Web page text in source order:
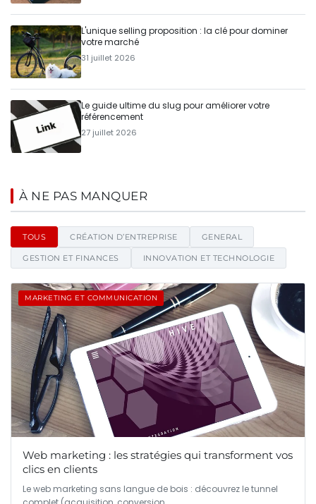
L'unique selling proposition : la clé pour dominer
votre marché
31 juillet 2026
Le guide ultime du slug pour améliorer votre
référencement
27 juillet 2026
Net1news - Blog d'actualités
À NE PAS MANQUER
TOUS CRÉATION D’ENTREPRISE GENERAL
GESTION ET FINANCES INNOVATION ET TECHNOLOGIE
MARKETING ET COMMUNICATION
Web marketing : les stratégies qui transforment vos
clics en clients
Le web marketing sans langue de bois : découvrez le tunnel